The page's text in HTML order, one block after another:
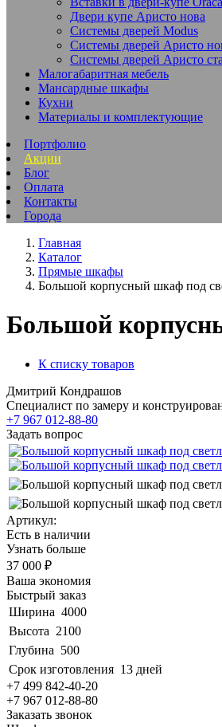
Двери купе Аристо нова
Системы дверей Modus
Системы дверей Аристо
Системы дверей Аристо
Малогабаритная мебель
Мансардные шкафы
Кухни
Материалы и комплектующие
Портфолио
Акции
Блог
Оплата
Контакты
Города
Главная
Каталог
Прямые шкафы
Большой корпусный шкаф под
Большой
К списку товаров
Дмитрий Кондрашов
Специалист по замеру и
+7 967 012-88-80
Задать вопрос
Артикул:
Есть в наличии
Узнать больше
37 000 ₽
Ваша экономия
Быстрый заказ
Ширина 4000
Высота 2100
Глубина 500
Срок изготовления 13 дней
+7 499 842-40-20
+7 967 012-88-80
Заказать звонок